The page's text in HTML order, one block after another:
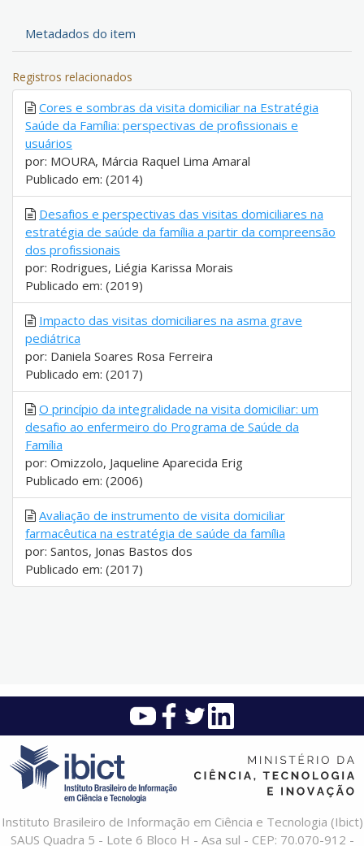
Metadados do item
Registros relacionados
Cores e sombras da visita domiciliar na Estratégia
Saúde da Família: perspectivas de profissionais e
usuários
por: MOURA, Márcia Raquel Lima Amaral
Publicado em: (2014)
Desafios e perspectivas das visitas domiciliares na
estratégia de saúde da família a partir da compreensão
dos profissionais
por: Rodrigues, Liégia Karissa Morais
Publicado em: (2019)
Impacto das visitas domiciliares na asma grave
pediátrica
por: Daniela Soares Rosa Ferreira
Publicado em: (2017)
O princípio da integralidade na visita domiciliar: um
desafio ao enfermeiro do Programa de Saúde da
Família
por: Omizzolo, Jaqueline Aparecida Erig
Publicado em: (2006)
Avaliação de instrumento de visita domiciliar
farmacêutica na estratégia de saúde da família
por: Santos, Jonas Bastos dos
Publicado em: (2017)
Instituto Brasileiro de Informação em Ciência e Tecnologia (Ibict)
SAUS Quadra 5 - Lote 6 Bloco H - Asa sul - CEP: 70.070-912 -